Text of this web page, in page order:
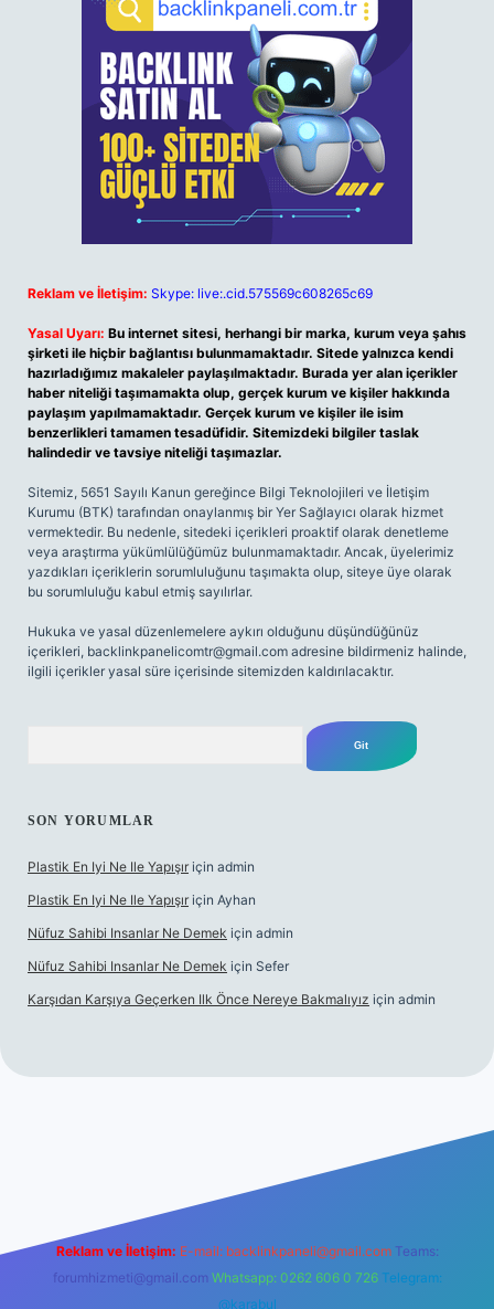
Reklam ve İletişim: Skype: live:.cid.575569c608265c69
Yasal Uyarı: Bu internet sitesi, herhangi bir marka, kurum veya şahıs
şirketi ile hiçbir bağlantısı bulunmamaktadır. Sitede yalnızca kendi
hazırladığımız makaleler paylaşılmaktadır. Burada yer alan içerikler
haber niteliği taşımamakta olup, gerçek kurum ve kişiler hakkında
paylaşım yapılmamaktadır. Gerçek kurum ve kişiler ile isim
benzerlikleri tamamen tesadüfidir. Sitemizdeki bilgiler taslak
halindedir ve tavsiye niteliği taşımazlar.
Sitemiz, 5651 Sayılı Kanun gereğince Bilgi Teknolojileri ve İletişim
Kurumu (BTK) tarafından onaylanmış bir Yer Sağlayıcı olarak hizmet
vermektedir. Bu nedenle, sitedeki içerikleri proaktif olarak denetleme
veya araştırma yükümlülüğümüz bulunmamaktadır. Ancak, üyelerimiz
yazdıkları içeriklerin sorumluluğunu taşımakta olup, siteye üye olarak
bu sorumluluğu kabul etmiş sayılırlar.
Hukuka ve yasal düzenlemelere aykırı olduğunu düşündüğünüz
içerikleri, backlinkpanelicomtr@gmail.com adresine bildirmeniz halinde,
ilgili içerikler yasal süre içerisinde sitemizden kaldırılacaktır.
SON YORUMLAR
Plastik En Iyi Ne Ile Yapışır için admin
Plastik En Iyi Ne Ile Yapışır için Ayhan
Nüfuz Sahibi Insanlar Ne Demek için admin
Nüfuz Sahibi Insanlar Ne Demek için Sefer
Karşıdan Karşıya Geçerken Ilk Önce Nereye Bakmalıyız için admin
Reklam ve İletişim: E-mail: backlinkpaneli@gmail.com Teams:
forumhizmeti@gmail.com Whatsapp: 0262 606 0 726 Telegram:
@karabul